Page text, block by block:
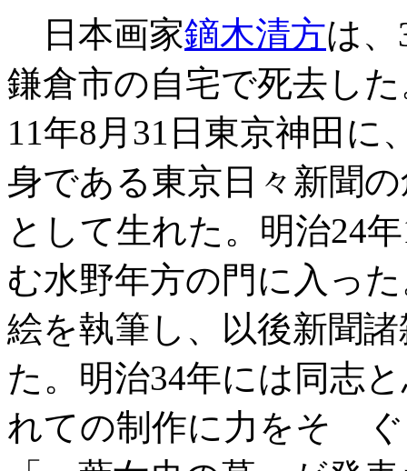
日本画家鏑木清方は、
鎌倉市の自宅で死去し
11年8月31日東京神田に
身である東京日々新聞
として生れた。明治24
む水野年方の門に入っ
絵を執筆し、以後新聞
た。明治34年には同志
れての制作に力をそゝ